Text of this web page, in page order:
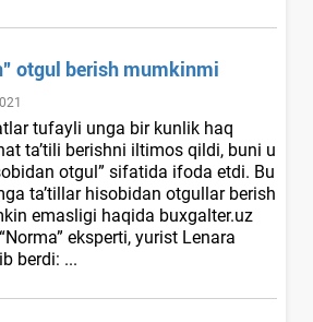
otgul berish mumkinmi
tufayli unga bir kunlik haq
ta’tili berishni iltimos qildi, buni u
otgul” sifatida ifoda etdi. Bu
ta’tillar hisobidan otgullar berish
emasligi haqida buxgalter.uz
eksperti, yurist Lenara
berdi: ...